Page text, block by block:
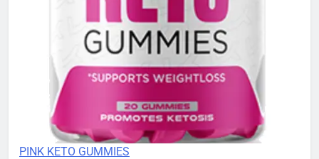
PINK KETO GUMMIES